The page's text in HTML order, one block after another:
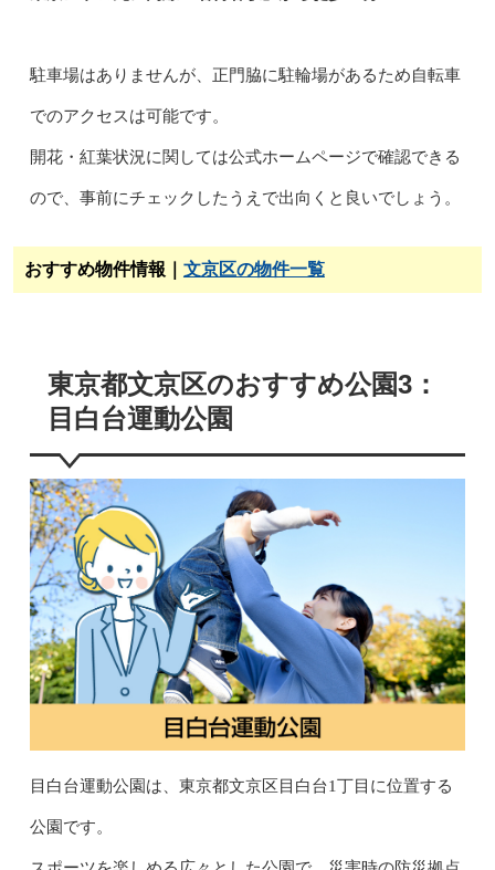
駐車場はありませんが、正門脇に駐輪場があるため自転車
でのアクセスは可能です。
開花・紅葉状況に関しては公式ホームページで確認できる
ので、事前にチェックしたうえで出向くと良いでしょう。
おすすめ物件情報｜ 文京区の物件一覧
東京都文京区のおすすめ公園3：
目白台運動公園
目白台運動公園は、東京都文京区目白台1丁目に位置する
公園です。